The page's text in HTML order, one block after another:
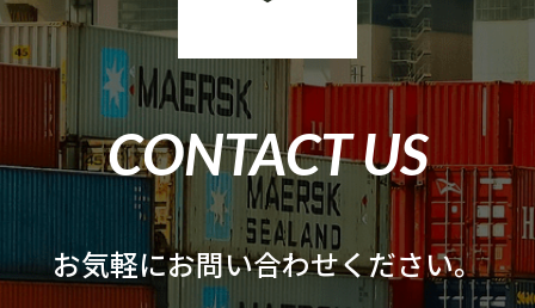
CONTACT US
お気軽にお問い合わせください。